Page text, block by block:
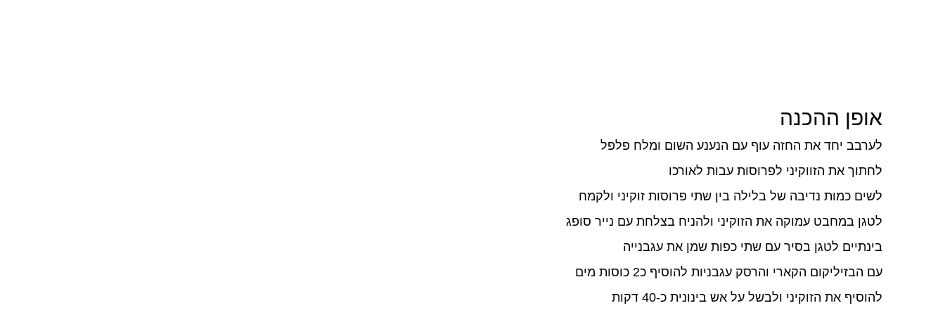
אופן ההכנה
לערבב יחד את החזה עוף עם הנענע השום ומלח פלפל
לחתוך את הזווקיני לפרוסות עבות לאורכו
לשים כמות נדיבה של בלילה בין שתי פרוסות זוקיני ולקמח
לטגן במחבט עמוקה את הזוקיני ולהניח בצלחת עם נייר סופג
בינתיים לטגן בסיר עם שתי כפות שמן את עגבנייה
עם הבזיליקום הקארי והרסק עגבניות להוסיף כ2 כוסות מים
להוסיף את הזוקיני ולבשל על אש בינונית כ-40 דקות